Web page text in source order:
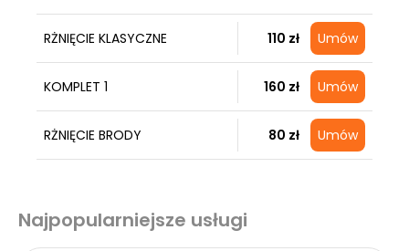
RŻNIĘCIE KLASYCZNE 110 zł Umów
KOMPLET 1 160 zł Umów
RŻNIĘCIE BRODY 80 zł Umów
Najpopularniejsze usługi